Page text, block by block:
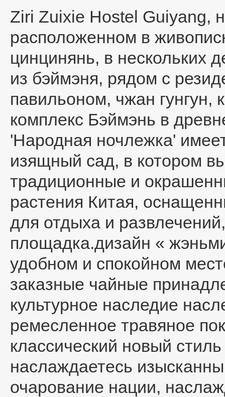
Ziri Zuixie Hostel Guiyang,
расположенном в
цинцинянь, в нескольких
из бэймэня, рядом с
павильоном, чжан гунгун,
комплекс Бэймэнь в
'Народная ночлежка'
изящный сад, в котором
традиционные и
растения Китая,
для отдыха и
площадка.дизайн «
удобном и спокойном
заказные чайные
культурное наследие
ремесленное травяное
классический новый
наслаждаетесь
очарование нации,